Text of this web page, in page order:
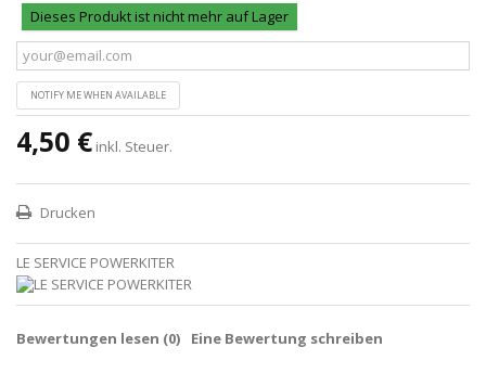
Dieses Produkt ist nicht mehr auf Lager
NOTIFY ME WHEN AVAILABLE
4,50 € inkl. Steuer.
Drucken
LE SERVICE POWERKITER
Bewertungen lesen (0) Eine Bewertung schreiben